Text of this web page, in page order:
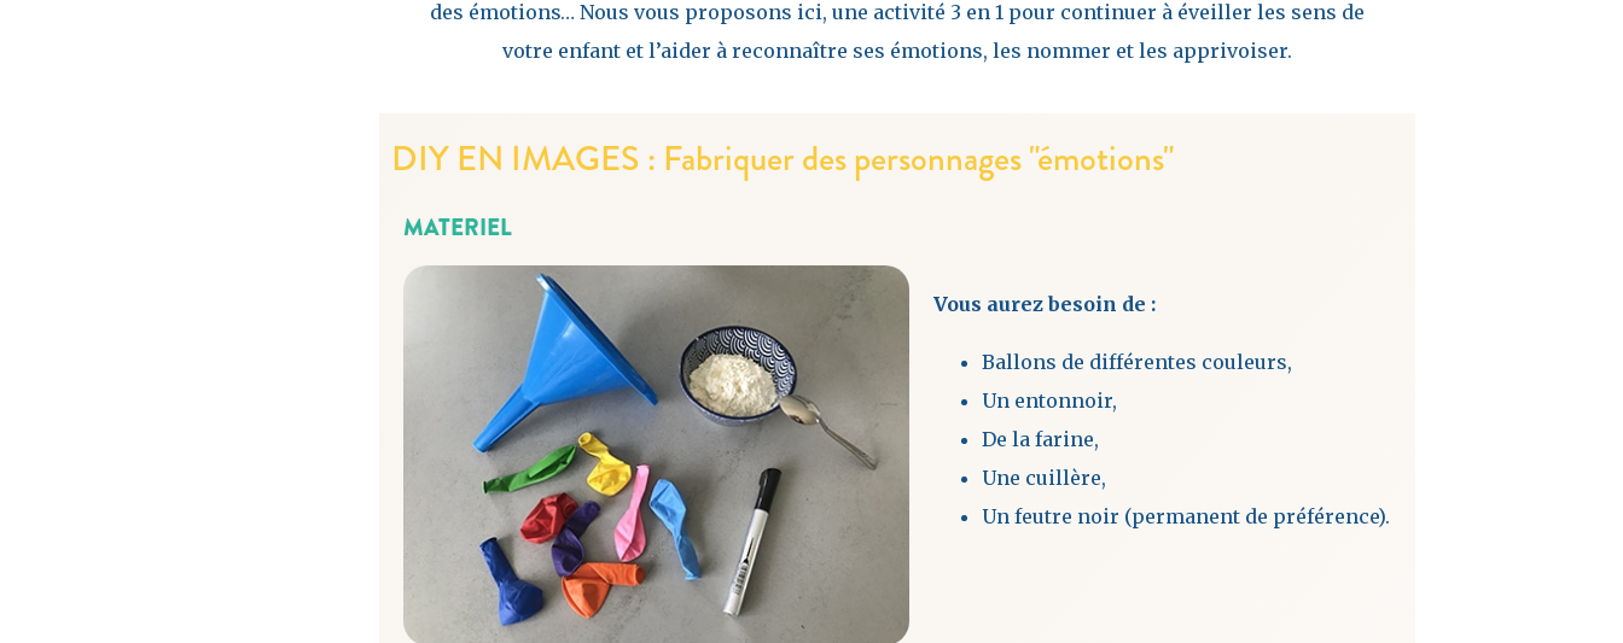
des émotions… Nous vous proposons ici, une activité 3 en 1 pour continuer à éveiller les sens de
votre enfant et l’aider à reconnaître ses émotions, les nommer et les apprivoiser.
DIY EN IMAGES : Fabriquer des personnages "émotions"
MATERIEL
Vous aurez besoin de :
Ballons de différentes couleurs,
Un entonnoir,
De la farine,
Une cuillère,
Un feutre noir (permanent de préférence).